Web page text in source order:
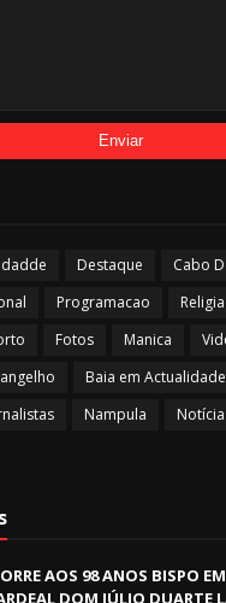
Destaque
Cabo
Programacao
Fotos Manica
Baia em Actualidade
Nampula
AOS 98 ANOS BISPO
DOM JÚLIO DUARTE